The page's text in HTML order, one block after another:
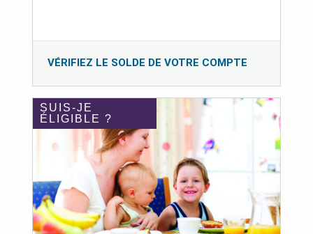
VÉRIFIEZ LE SOLDE DE VOTRE COMPTE
SUIS-JE
ÉLIGIBLE ?